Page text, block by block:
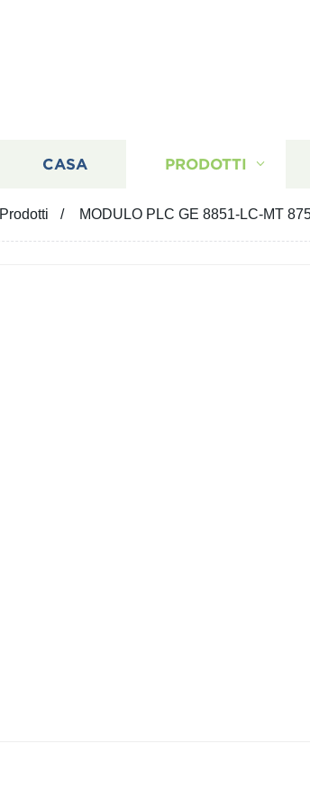
CASA PRODOTTI
Prodotti MODULO PLC GE 8851-LC-MT